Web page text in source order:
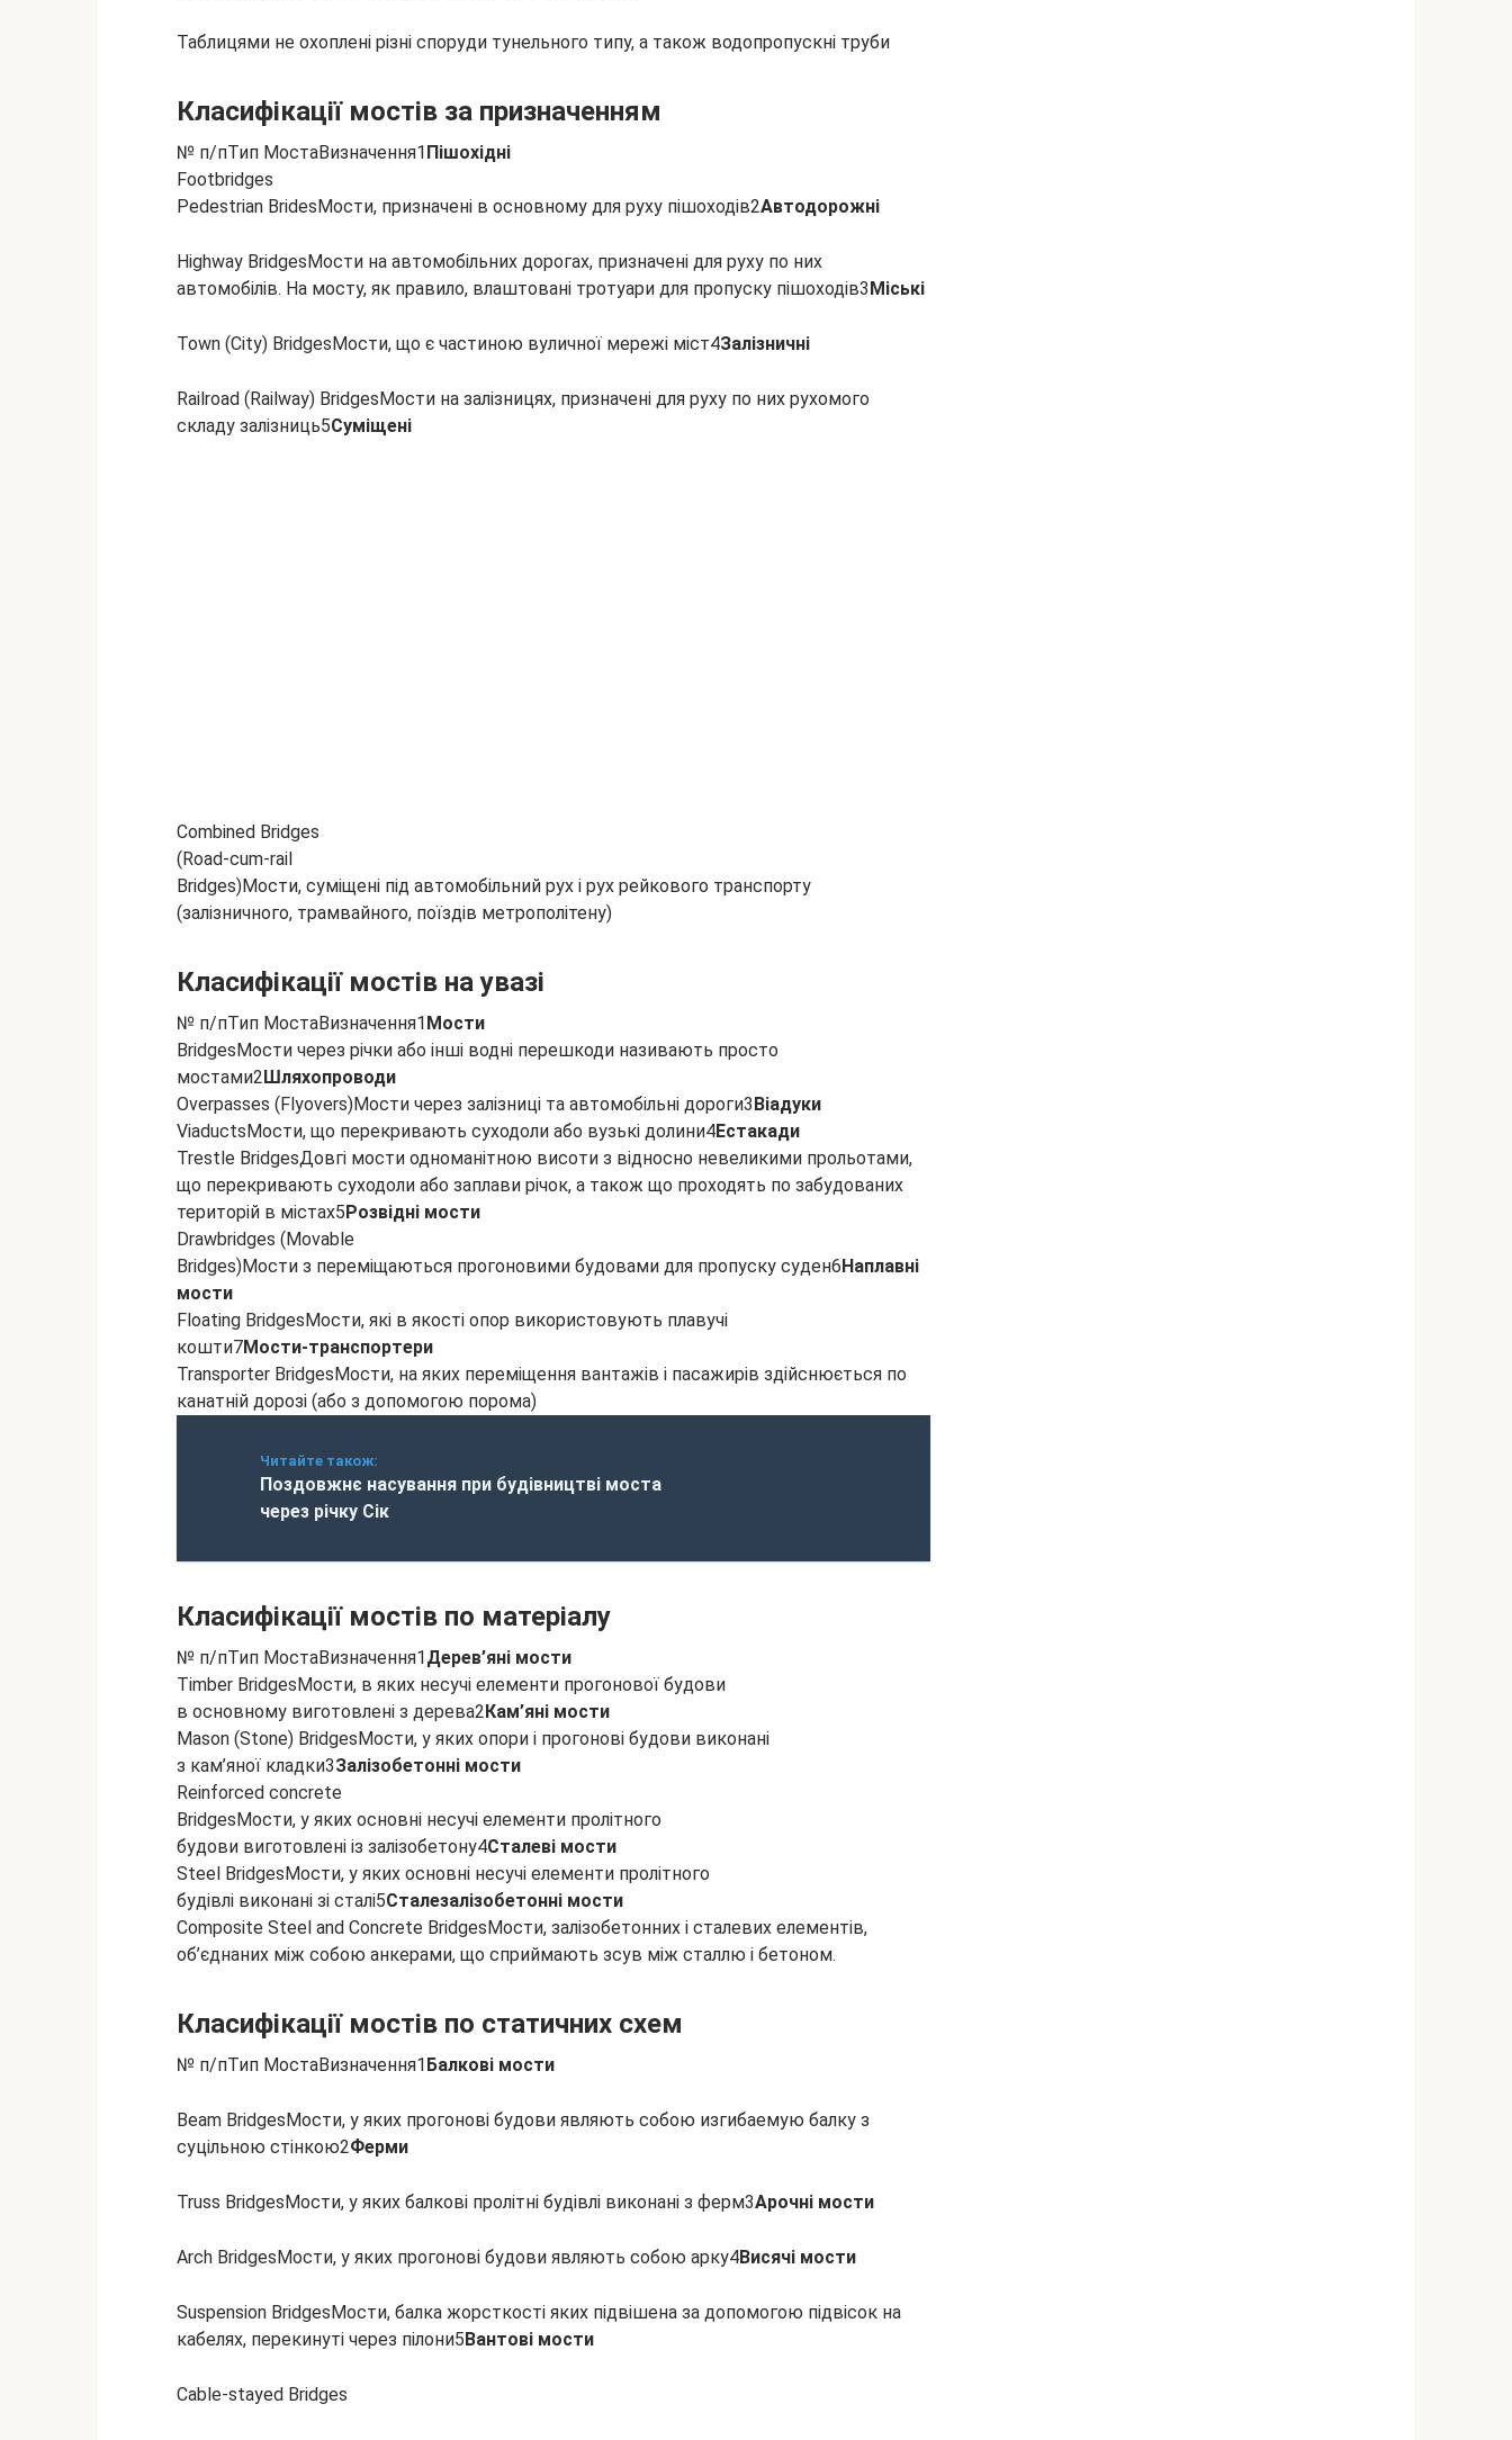
Таблицями не охоплені різні споруди тунельного типу, а також водопропускні труби
Класифікації мостів за призначенням
№ п/пТип МостаВизначення1 Пішохідні
Footbridges
Pedestrian BridesМости, призначені в основному для руху пішоходів2Автодорожні
Highway BridgesМости на автомобільних дорогах, призначені для руху по них
автомобілів. На мосту, як правило, влаштовані тротуари для пропуску пішоходів3 Міські
Town (City) BridgesМости, що є частиною вуличної мережі міст4Залізничні
Railroad (Railway) BridgesМости на залізницях, призначені для руху по них рухомого
складу залізниць5Суміщені
Combined Bridges
(Road-cum-rail
Bridges)Мости, суміщені під автомобільний рух і рух рейкового транспорту
(залізничного, трамвайного, поїздів метрополітену)
Класифікації мостів на увазі
№ п/пТип МостаВизначення1 Мости
BridgesМости через річки або інші водні перешкоди називають просто
мостами2 Шляхопроводи
Overpasses (Flyovers)Мости через залізниці та автомобільні дороги3 Віадуки
ViaductsМости, що перекривають суходоли або вузькі долини4Естакади
Trestle BridgesДовгі мости одноманітною висоти з відносно невеликими прольотами,
що перекривають суходоли або заплави річок, а також що проходять по забудованих
територій в містах5 Розвідні мости
Drawbridges (Movable
Bridges)Мости з переміщаються прогоновими будовами для пропуску суден6 Наплавні
мости
Floating BridgesМости, які в якості опор використовують плавучі
кошти7Мости-транспортери
Transporter BridgesМости, на яких переміщення вантажів і пасажирів здійснюється по
канатній дорозі (або з допомогою порома)
Читайте також:
Поздовжнє насування при будівництві моста
через річку Сік
Класифікації мостів по матеріалу
№ п/пТип МостаВизначення1 Дерев’яні мости
Timber BridgesМости, в яких несучі елементи прогонової будови
в основному виготовлені з дерева2 Кам’яні мости
Mason (Stone) BridgesМости, у яких опори і прогонові будови виконані
з кам’яної кладки3Залізобетонні мости
Reinforced concrete
BridgesМости, у яких основні несучі елементи пролітного
будови виготовлені із залізобетону4Сталеві мости
Steel BridgesМости, у яких основні несучі елементи пролітного
будівлі виконані зі сталі5Сталезалізобетонні мости
Composite Steel and Concrete BridgesМости, залізобетонних і сталевих елементів,
об’єднаних між собою анкерами, що сприймають зсув між сталлю і бетоном.
Класифікації мостів по статичних схем
№ п/пТип МостаВизначення1 Балкові мости
Beam BridgesМости, у яких прогонові будови являють собою изгибаемую балку з
суцільною стінкою2Ферми
Truss BridgesМости, у яких балкові пролітні будівлі виконані з ферм3Арочні мости
Arch BridgesМости, у яких прогонові будови являють собою арку4Висячі мости
Suspension BridgesМости, балка жорсткості яких підвішена за допомогою підвісок на
кабелях, перекинуті через пілони5 Вантові мости
Cable-stayed Bridges